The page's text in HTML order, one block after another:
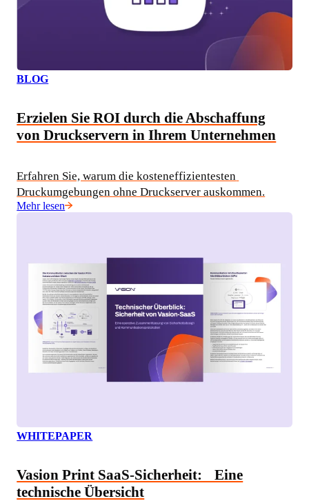
BLOG
Erzielen Sie ROI durch die Abschaffung
von Druckservern in Ihrem Unternehmen
Erfahren Sie, warum die kosteneffizientesten
Druckumgebungen ohne Druckserver auskommen.
Mehr lesen
WHITEPAPER
Vasion Print SaaS-Sicherheit: Eine
technische Übersicht